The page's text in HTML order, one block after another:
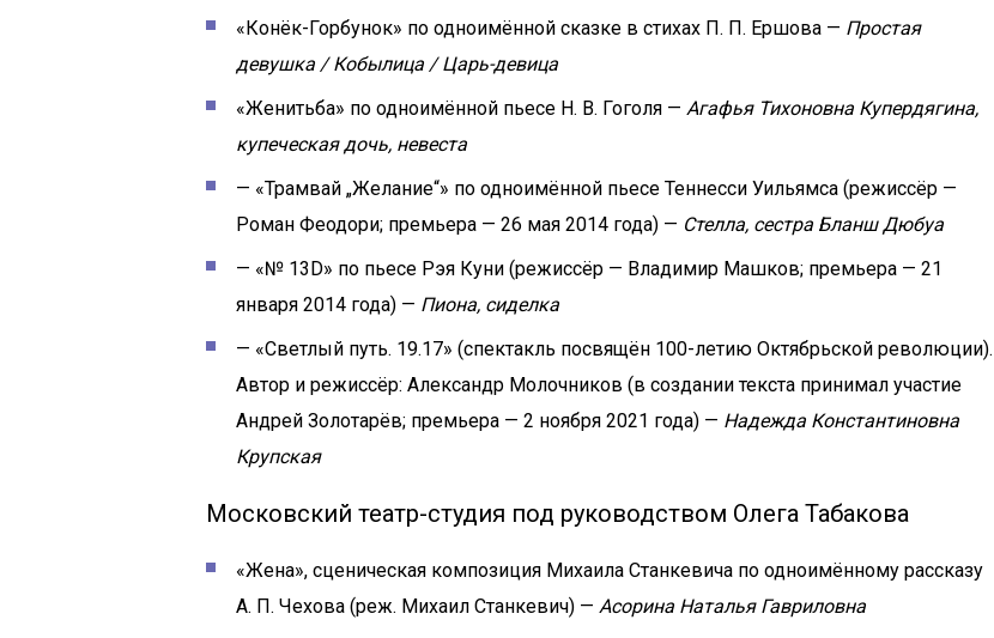
«Конёк-Горбунок» по одноимённой сказке в стихах П. П. Ершова — Простая
девушка / Кобылица / Царь-девица
«Женитьба» по одноимённой пьесе Н. В. Гоголя — Агафья Тихоновна Купердягина,
купеческая дочь, невеста
— «Трамвай „Желание“» по одноимённой пьесе Теннесси Уильямса (режиссёр —
Роман Феодори; премьера — 26 мая 2014 года) — Стелла, сестра Бланш Дюбуа
— «№ 13D» по пьесе Рэя Куни (режиссёр — Владимир Машков; премьера — 21
января 2014 года) — Пиона, сиделка
— «Светлый путь. 19.17» (спектакль посвящён 100-летию Октябрьской революции).
Автор и режиссёр: Александр Молочников (в создании текста принимал участие
Андрей Золотарёв; премьера — 2 ноября 2021 года) — Надежда Константиновна
Крупская
Московский театр-студия под руководством Олега Табакова
«Жена», сценическая композиция Михаила Станкевича по одноимённому рассказу
А. П. Чехова (реж. Михаил Станкевич) — Асорина Наталья Гавриловна